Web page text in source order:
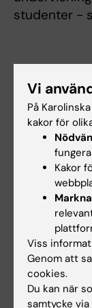
studenter -
hälsa,
Health
https://
i-en-
Vi
På
kakor för
Kakor
Viss
Genom att
cookies.
Du kan när
samtycke